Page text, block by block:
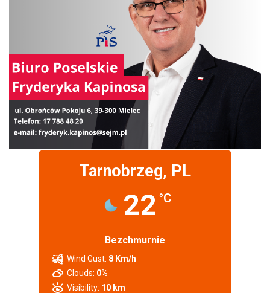
Tarnobrzeg, PL
22 °C
Bezchmurnie
Wind Gust: 8 Km/h
Clouds: 0%
Visibility: 10 km